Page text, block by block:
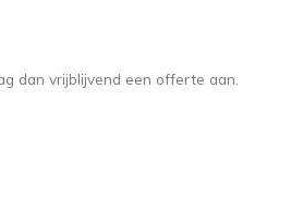
dan vrijblijvend een offerte aan.